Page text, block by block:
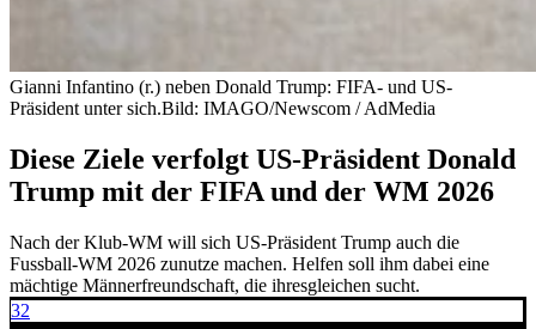
Gianni Infantino (r.) neben Donald Trump: FIFA- und US-
Präsident unter sich.Bild: IMAGO/Newscom / AdMedia
Diese Ziele verfolgt US-Präsident Donald
Trump mit der FIFA und der WM 2026
Nach der Klub-WM will sich US-Präsident Trump auch die
Fussball-WM 2026 zunutze machen. Helfen soll ihm dabei eine
mächtige Männerfreundschaft, die ihresgleichen sucht.
32